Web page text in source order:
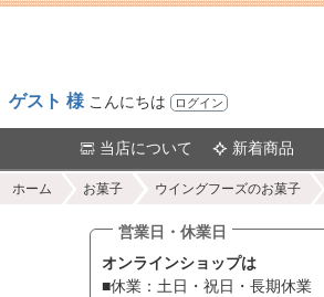
ゲスト 様 こんにちは ログイン
当店について 新着商品
ホーム お菓子 ウイングフーズのお菓子
営業日・休業日
オンラインショップは
■休業：土日・祝日・長期休業